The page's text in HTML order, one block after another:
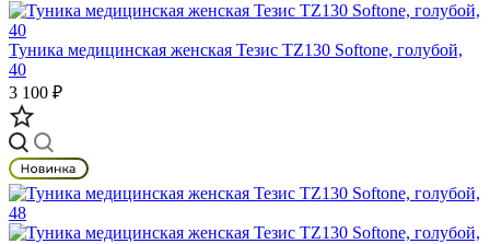
Туника медицинская женская Тезис TZ130 Softone, голубой,
40
3 100 ₽